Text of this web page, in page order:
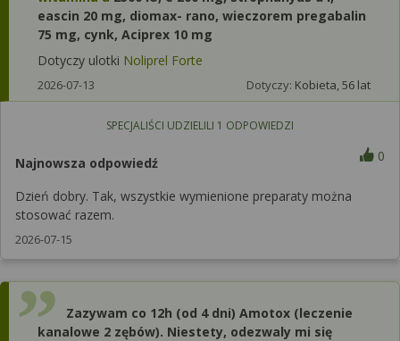
eascin 20 mg, diomax- rano, wieczorem pregabalin
75 mg, cynk, Aciprex 10 mg
Dotyczy ulotki Noliprel Forte
2026-07-13 Dotyczy: Kobieta, 56 lat
SPECJALIŚCI UDZIELILI 1 ODPOWIEDZI
Najnowsza odpowiedź 0
Dzień dobry. Tak, wszystkie wymienione preparaty można
stosować razem.
2026-07-15
Zazywam co 12h (od 4 dni) Amotox (leczenie
kanalowe 2 zębów). Niestety, odezwaly mi się